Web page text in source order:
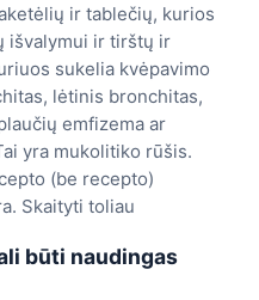
ir tablečių, kurios
išvalymui ir tirštų ir
sukelia kvėpavimo
lėtinis bronchitas,
emfizema ar
yra mukolitiko rūšis.
(be recepto)
Skaityti toliau
būti naudingas